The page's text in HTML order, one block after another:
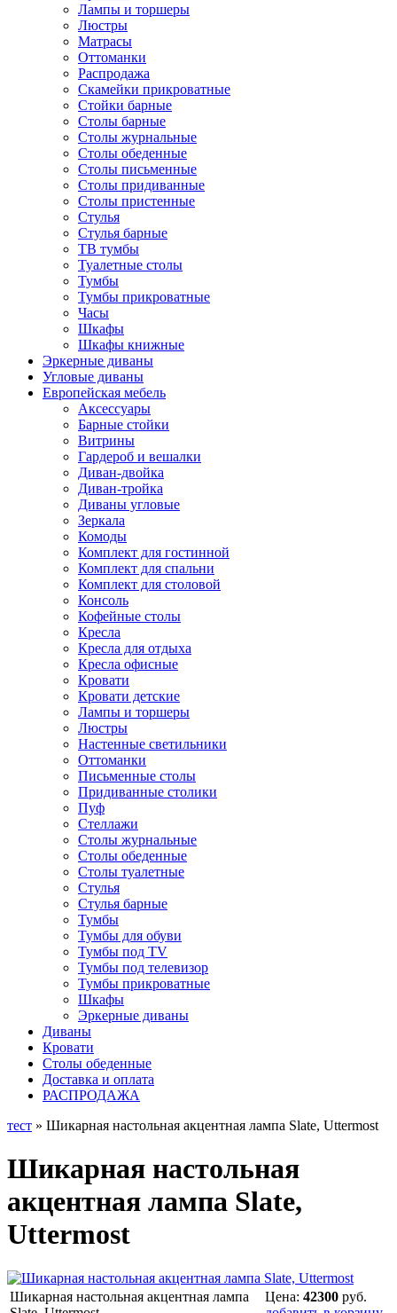
Лампы и торшеры
Люстры
Матрасы
Оттоманки
Распродажа
Скамейки прикроватные
Стойки барные
Столы барные
Столы журнальные
Столы обеденные
Столы письменные
Столы придиванные
Столы пристенные
Стулья
Стулья барные
ТВ тумбы
Туалетные столы
Тумбы
Тумбы прикроватные
Часы
Шкафы
Шкафы книжные
Эркерные диваны
Угловые диваны
Европейская мебель
Аксессуары
Барные стойки
Витрины
Гардероб и вешалки
Диван-двойка
Диван-тройка
Диваны угловые
Зеркала
Комоды
Комплект для гостинной
Комплект для спальни
Комплект для столовой
Консоль
Кофейные столы
Кресла
Кресла для отдыха
Кресла офисные
Кровати
Кровати детские
Лампы и торшеры
Люстры
Настенные светильники
Оттоманки
Письменные столы
Придиванные столики
Пуф
Стеллажи
Столы журнальные
Столы обеденные
Столы туалетные
Стулья
Стулья барные
Тумбы
Тумбы для обуви
Тумбы под TV
Тумбы под телевизор
Тумбы прикроватные
Шкафы
Эркерные диваны
Диваны
Кровати
Столы обеденные
Доставка и оплата
РАСПРОДАЖА
тест » Шикарная настольная акцентная лампа Slate, Uttermost
Шикарная настольная
акцентная лампа Slate,
Uttermost
Шикарная настольная акцентная лампа
Цена: 42300 руб.